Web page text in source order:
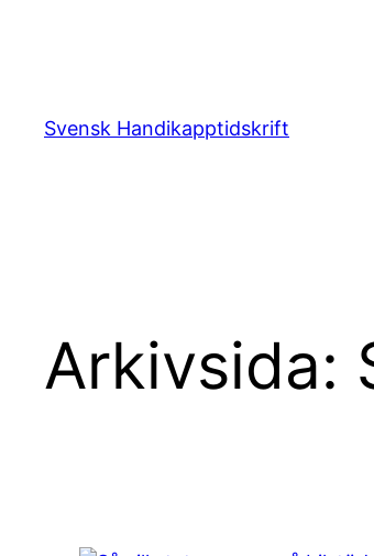
Svensk Handikapptidskrift
Arkivsida: